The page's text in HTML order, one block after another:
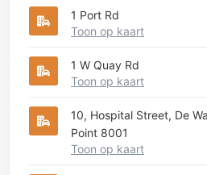
1 Port Rd
Toon op kaart
1 W Quay Rd
Toon op kaart
10, Hospital Street, De
Point 8001
Toon op kaart